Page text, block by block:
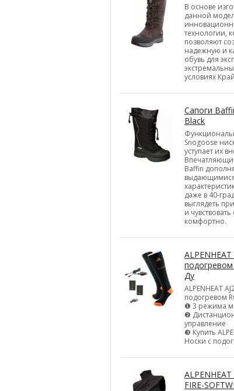
В основе
данной
технологии,
позволяют
надежную и
обувь для
условиях
Сапоги
Black
Snogoose
уступает их
Baffin
даже в 40-
выглядеть
и чувствовать
комфортно.
подогревом
Ду
ALPENHEAT
подогревом
❶ 3 режима
❷
управление
❸ Купить
Носки с
FIRE-